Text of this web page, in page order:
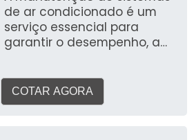
de ar condicionado é um
serviço essencial para
garantir o desempenho, a
longevidade dos
equipamentos em qualquer
COTAR AGORA